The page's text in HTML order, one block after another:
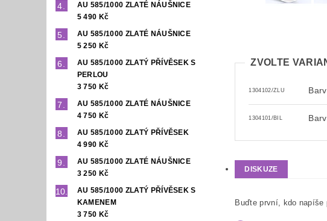
AU 585/1000 ZLATÉ NÁUŠNICE
5 490 Kč
AU 585/1000 ZLATÉ NÁUŠNICE
5 250 Kč
AU 585/1000 ZLATÝ PŘÍVĚSEK S
PERLOU
3 750 Kč
AU 585/1000 ZLATÉ NÁUŠNICE
4 750 Kč
AU 585/1000 ZLATÝ PŘÍVĚSEK
4 990 Kč
AU 585/1000 ZLATÉ NÁUŠNICE
3 250 Kč
AU 585/1000 ZLATÝ PŘÍVĚSEK S
KAMENEM
3 750 Kč
ZVOLTE
1304102/ZLU
1304101/BIL
DISKUZE
Buďte první, kdo